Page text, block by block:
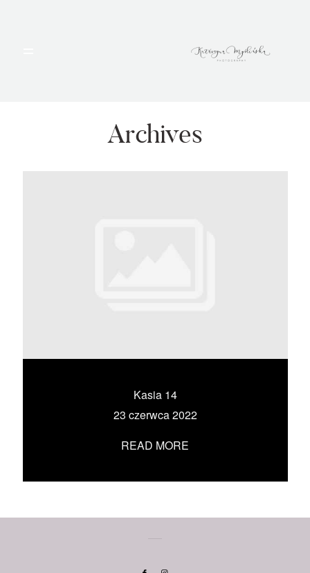
Archives
Kasia 14
23 czerwca 2022
READ MORE
PORTFOLIO
UMÓW SIĘ ZE MNĄ →